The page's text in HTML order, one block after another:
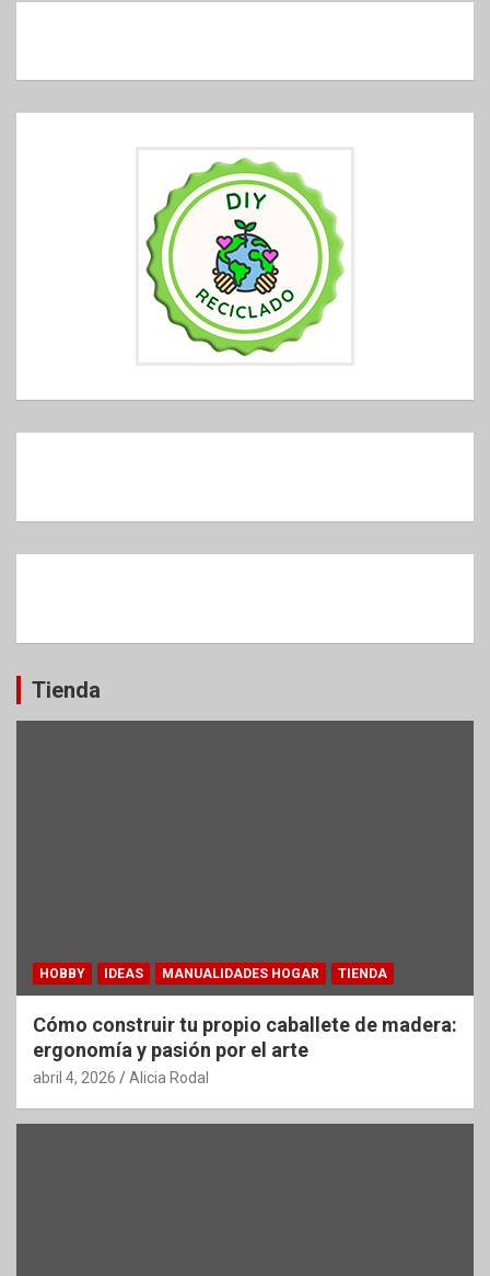
Tienda
HOBBY IDEAS MANUALIDADES HOGAR TIENDA
Cómo construir tu propio caballete de madera:
ergonomía y pasión por el arte
abril 4, 2026 Alicia Rodal